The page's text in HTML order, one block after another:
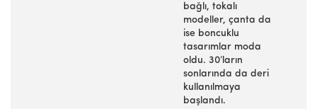
bağlı, tokalı
modeller, çanta da
ise boncuklu
tasarımlar moda
oldu. 30’ların
sonlarında da deri
kullanılmaya
başlandı.